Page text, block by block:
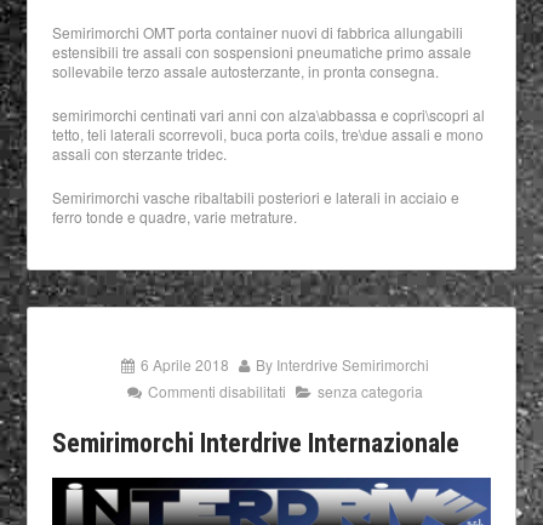
Semirimorchi OMT porta container nuovi di fabbrica allungabili
estensibili tre assali con sospensioni pneumatiche primo assale
sollevabile terzo assale autosterzante, in pronta consegna.
semirimorchi centinati vari anni con alza\abbassa e copri\scopri al
tetto, teli laterali scorrevoli, buca porta coils, tre\due assali e mono
assali con sterzante tridec.
Semirimorchi vasche ribaltabili posteriori e laterali in acciaio e
ferro tonde e quadre, varie metrature.
6 Aprile 2018 By Interdrive Semirimorchi
Commenti disabilitati
senza categoria
Semirimorchi Interdrive Internazionale